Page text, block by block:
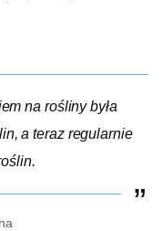
na rośliny była
a teraz regularnie